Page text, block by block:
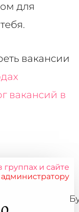
для
вакансии
вакансий в
и сайте